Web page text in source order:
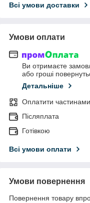
Всі умови доставки
Умови оплати
Ви отримаєте
або гроші
Детальніше
Оплатити частинами
Післяплата
Готівкою
Всі умови оплати
Умови повернення
Повернення товару